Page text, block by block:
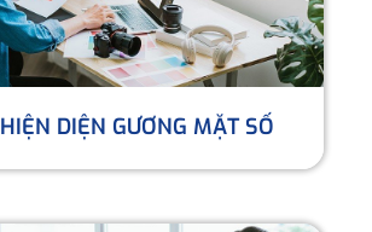
HIỆN DIỆN GƯƠNG MẶT SỐ